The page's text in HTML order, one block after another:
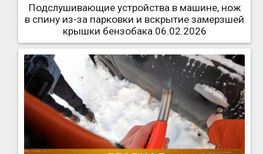
Подслушивающие устройства в машине, нож
в спину из-за парковки и вскрытие замерзшей
крышки бензобака 06.02.2026